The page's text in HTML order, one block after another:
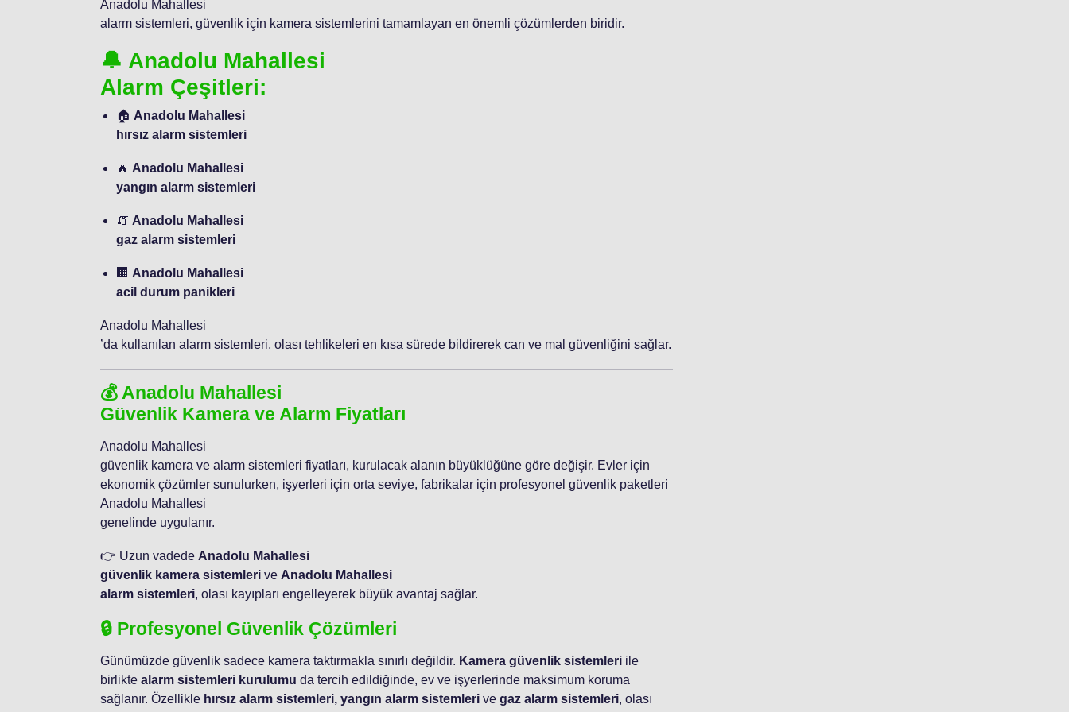
Anadolu Mahallesi
alarm sistemleri, güvenlik için kamera sistemlerini tamamlayan en önemli çözümlerden biridir.
🔔 Anadolu Mahallesi
Alarm Çeşitleri:
🏠 Anadolu Mahallesi
hırsız alarm sistemleri
🔥 Anadolu Mahallesi
yangın alarm sistemleri
🧯 Anadolu Mahallesi
gaz alarm sistemleri
🏢 Anadolu Mahallesi
acil durum panikleri
Anadolu Mahallesi
’da kullanılan alarm sistemleri, olası tehlikeleri en kısa sürede bildirerek can ve mal güvenliğini sağlar.
💰 Anadolu Mahallesi
Güvenlik Kamera ve Alarm Fiyatları
Anadolu Mahallesi
güvenlik kamera ve alarm sistemleri fiyatları, kurulacak alanın büyüklüğüne göre değişir. Evler için
ekonomik çözümler sunulurken, işyerleri için orta seviye, fabrikalar için profesyonel güvenlik paketleri
Anadolu Mahallesi
genelinde uygulanır.
👉 Uzun vadede Anadolu Mahallesi
güvenlik kamera sistemleri ve Anadolu Mahallesi
alarm sistemleri, olası kayıpları engelleyerek büyük avantaj sağlar.
🔒 Profesyonel Güvenlik Çözümleri
Günümüzde güvenlik sadece kamera taktırmakla sınırlı değildir. Kamera güvenlik sistemleri ile
birlikte alarm sistemleri kurulumu da tercih edildiğinde, ev ve işyerlerinde maksimum koruma
sağlanır. Özellikle hırsız alarm sistemleri, yangın alarm sistemleri ve gaz alarm sistemleri, olası